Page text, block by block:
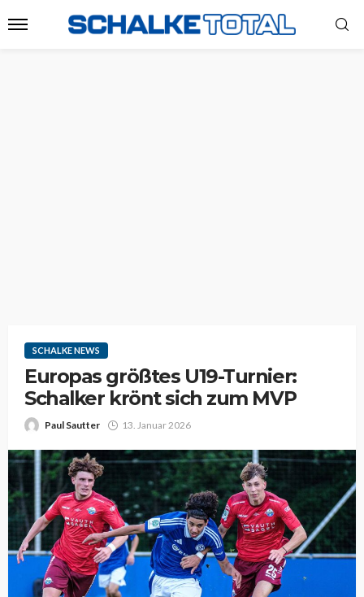
SCHALKE NEWS
Europas größtes U19-Turnier:
Schalker krönt sich zum MVP
Paul Sautter 13. Januar 2026